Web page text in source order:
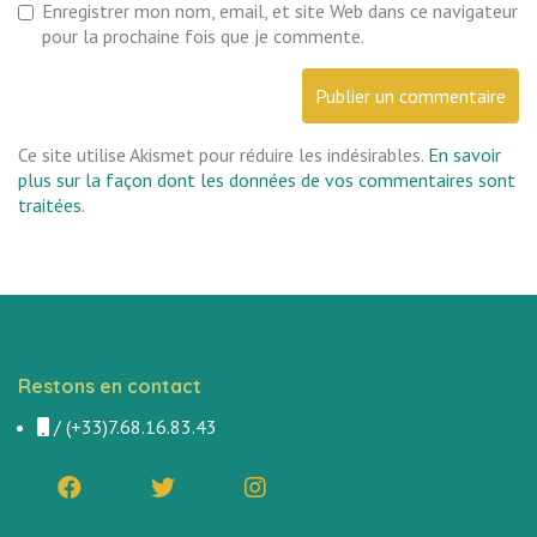
Enregistrer mon nom, email, et site Web dans ce navigateur
pour la prochaine fois que je commente.
Ce site utilise Akismet pour réduire les indésirables. En savoir
plus sur la façon dont les données de vos commentaires sont
traitées.
Restons en contact
/ (+33)7.68.16.83.43